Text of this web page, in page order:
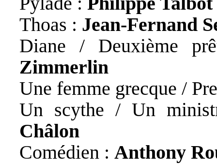
Thoas : Jean-Fernand
Diane / Deuxième
Zimmerlin
Une femme grecque /
Un scythe / Un
Châlon
Comédien : Anthony